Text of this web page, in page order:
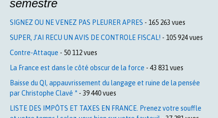
semestre
SIGNEZ OU NE VENEZ PAS PLEURER APRES - 165 263 vues
SUPER, J’AI RECU UN AVIS DE CONTROLE FISCAL! - 105 924 vues
Contre-Attaque - 50 112 vues
La France est dans le côté obscur de la force - 43 831 vues
Baisse du QI, appauvrissement du langage et ruine de la pensée
par Christophe Clavé * - 39 440 vues
LISTE DES IMPÔTS ET TAXES EN FRANCE. Prenez votre souffle